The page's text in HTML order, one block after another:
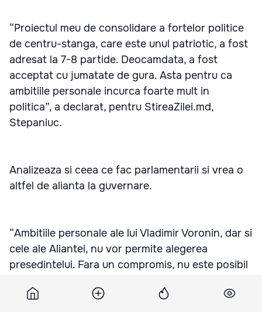
“Proiectul meu de consolidare a fortelor politice
de centru-stanga, care este unul patriotic, a fost
adresat la 7-8 partide. Deocamdata, a fost
acceptat cu jumatate de gura. Asta pentru ca
ambitiile personale incurca foarte mult in
politica”, a declarat, pentru StireaZilei.md,
Stepaniuc.
Analizeaza si ceea ce fac parlamentarii si vrea o
altfel de alianta la guvernare.
“Ambitiile personale ale lui Vladimir Voronin, dar si
cele ale Aliantei, nu vor permite alegerea
presedintelui. Fara un compromis, nu este posibil
posibil, daca era creata o coalitie dintre PCRM,